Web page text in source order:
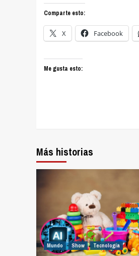
Comparte esto:
X Facebook
Me gusta esto:
Más historias
Mundo Show Tecnología